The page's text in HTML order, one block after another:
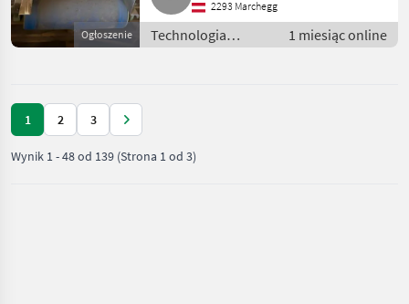
Ogłoszenie
2293 Marchegg
Technologia
ziemniaczana /
1 miesiąc online
1 2 3
Wynik 1-48od 139 (Strona 1 od 3)